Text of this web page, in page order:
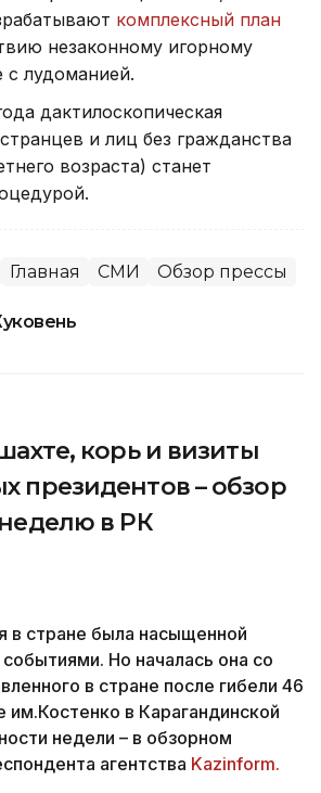
комплексный план
незаконному игорному
с лудоманией.
дактилоскопическая
и лиц без гражданства
возраста) станет
Главная СМИ Обзор прессы
корь и визиты
президентов – обзор
в РК
в стране была насыщенной
Но началась она со
в стране после гибели 46
им.Костенко в Карагандинской
недели – в обзорном
агентства Kazinform.